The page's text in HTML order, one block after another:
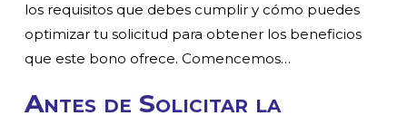
los requisitos que debes cumplir y cómo puedes
optimizar tu solicitud para obtener los beneficios
que este bono ofrece. Comencemos…
Antes de Solicitar la